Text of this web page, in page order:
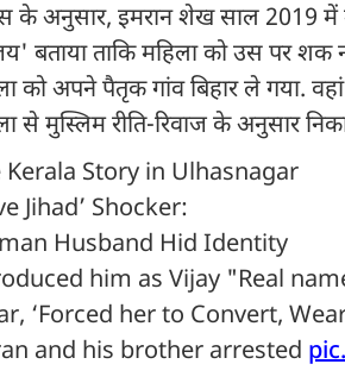
के अनुसार, इमरान शेख साल 2019 में
बताया ताकि महिला को उस पर शक
को अपने पैतृक गांव बिहार ले गया.
से मुस्लिम रीति-रिवाज के अनुसार
Kerala Story in Ulhasnagar
Jihad’ Shocker:
Husband Hid Identity
him as Vijay "Real
‘Forced her to Convert,
and his brother arrested